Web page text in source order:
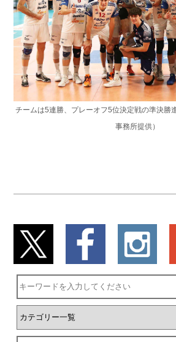
チームは5連勝、プレーオフ5位決定戦の準決勝
事務所提供）